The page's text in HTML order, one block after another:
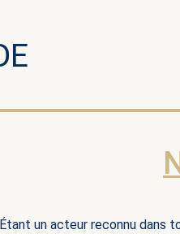
Étant un acteur reconnu dans